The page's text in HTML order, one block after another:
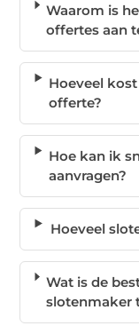
Waarom is
offertes aan
Hoeveel
offerte?
Hoe kan ik
aanvragen?
Hoeveel
Wat is de
slotenmaker